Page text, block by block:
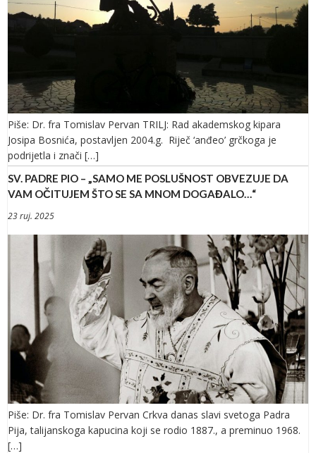
Piše: Dr. fra Tomislav Pervan TRILJ: Rad akademskog kipara
Josipa Bosnića, postavljen 2004.g. Riječ ‘anđeo’ grčkoga je
podrijetla i znači […]
SV. PADRE PIO – „SAMO ME POSLUŠNOST OBVEZUJE DA
VAM OČITUJEM ŠTO SE SA MNOM DOGAĐALO…“
23 ruj. 2025
Piše: Dr. fra Tomislav Pervan Crkva danas slavi svetoga Padra
Pija, talijanskoga kapucina koji se rodio 1887., a preminuo 1968.
[…]